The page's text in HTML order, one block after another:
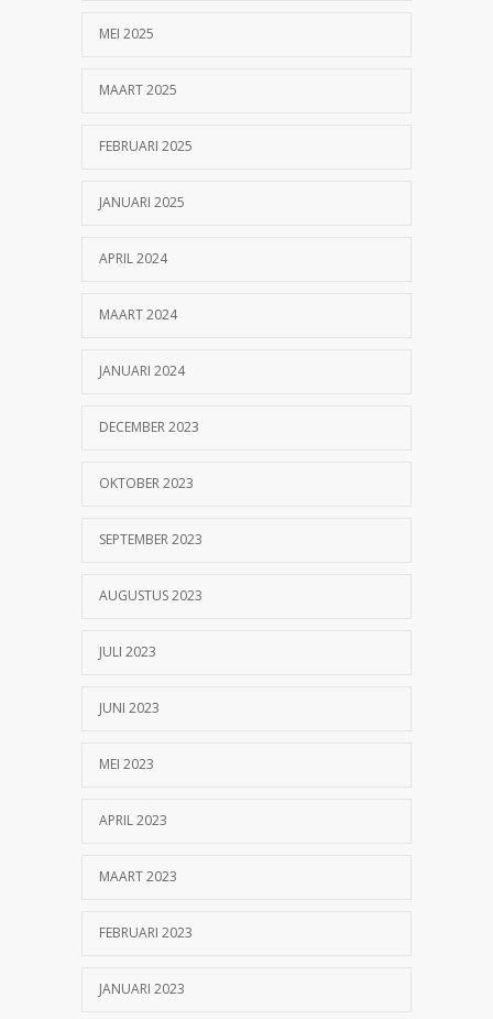
MEI 2025
MAART 2025
FEBRUARI 2025
JANUARI 2025
APRIL 2024
MAART 2024
JANUARI 2024
DECEMBER 2023
OKTOBER 2023
SEPTEMBER 2023
AUGUSTUS 2023
JULI 2023
JUNI 2023
MEI 2023
APRIL 2023
MAART 2023
FEBRUARI 2023
JANUARI 2023